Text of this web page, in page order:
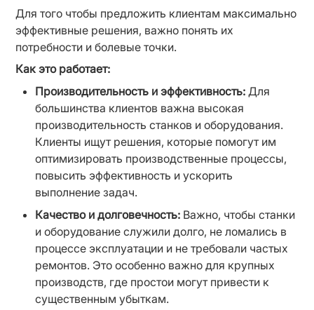
Для того чтобы предложить клиентам максимально
эффективные решения, важно понять их
потребности и болевые точки.
Как это работает:
Производительность и эффективность: Для
большинства клиентов важна высокая
производительность станков и оборудования.
Клиенты ищут решения, которые помогут им
оптимизировать производственные процессы,
повысить эффективность и ускорить
выполнение задач.
Качество и долговечность: Важно, чтобы станки
и оборудование служили долго, не ломались в
процессе эксплуатации и не требовали частых
ремонтов. Это особенно важно для крупных
производств, где простои могут привести к
существенным убыткам.